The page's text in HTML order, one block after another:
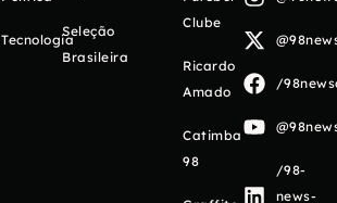
Tecnologia
Seleção
Brasileira
Clube
Ricardo
Amado
Catimba
98
/
/98-
news-